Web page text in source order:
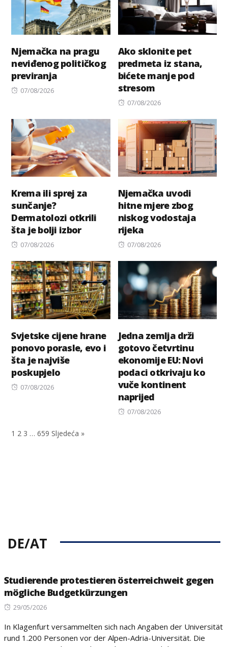
Njemačka na pragu
neviđenog političkog
previranja
Posted
07/08/2026
Ako sklonite pet
predmeta iz stana,
bićete manje pod
stresom
Posted
07/08/2026
Krema ili sprej za
sunčanje?
Dermatolozi otkrili
šta je bolji izbor
Posted
07/08/2026
Njemačka uvodi
hitne mjere zbog
niskog vodostaja
rijeka
Posted
07/08/2026
Svjetske cijene hrane
ponovo porasle, evo i
šta je najviše
poskupjelo
Posted
07/08/2026
Jedna zemlja drži
gotovo četvrtinu
ekonomije EU: Novi
podaci otkrivaju ko
vuče kontinent
naprijed
Posted
07/08/2026
1 2 3 … 659 Sljedeća »
DE/AT
Studierende protestieren österreichweit gegen
mögliche Budgetkürzungen
Posted
29/05/2026
In Klagenfurt versammelten sich nach Angaben der Universität
rund 1.200 Personen vor der Alpen-Adria-Universität. Die